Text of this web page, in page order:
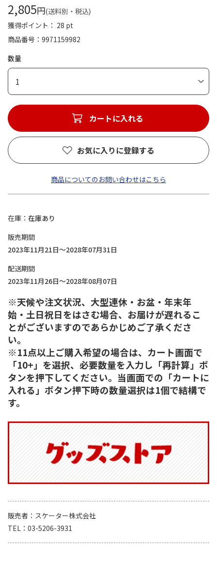
2,805円(送料別・税込)
獲得ポイント： 28 pt
商品番号
9971159982
数量
1
カートに入れる
お気に入りに登録する
商品についてのお問い合わせはこちら
在庫
在庫あり
販売期間
2023年11月21日～2028年07月31日
配送期間
2023年11月26日～2028年08月07日
※天候や注文状況、大型連休・お盆・年末年
始・土日祝日をはさむ場合、お届けが遅れるこ
とがございますのであらかじめご了承くださ
い。
※11点以上ご購入希望の場合は、カート画面で
「10+」を選択、必要数量を入力し「再計算」ボ
タンを押下してください。当画面での「カートに
入れる」ボタン押下時の数量選択は1個で結構で
す。
販売者
スケーター株式会社
TEL
03-5206-3931